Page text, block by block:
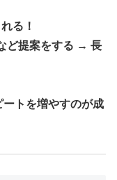
る！
ど提案をする → 長
ートを増やすのが成